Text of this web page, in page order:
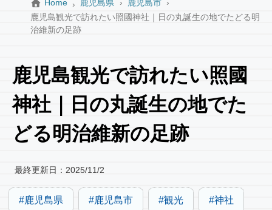
Home 鹿児島県
鹿児島市
鹿児島観光で訪れたい照國神社｜日の丸誕生の地でたどる明
治維新の足跡
鹿児島観光で訪れたい照國
神社｜日の丸誕生の地でた
どる明治維新の足跡
最終更新日： 2025/11/2
鹿児島県 鹿児島市 観光 神社